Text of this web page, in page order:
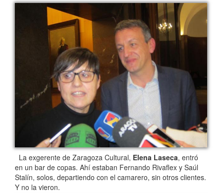
La exgerente de Zaragoza Cultural, Elena Laseca, entró
en un bar de copas. Ahí estaban Fernando Rivaflex y Saúl
Stalín, solos, departiendo con el camarero, sin otros clientes.
Y no la vieron.